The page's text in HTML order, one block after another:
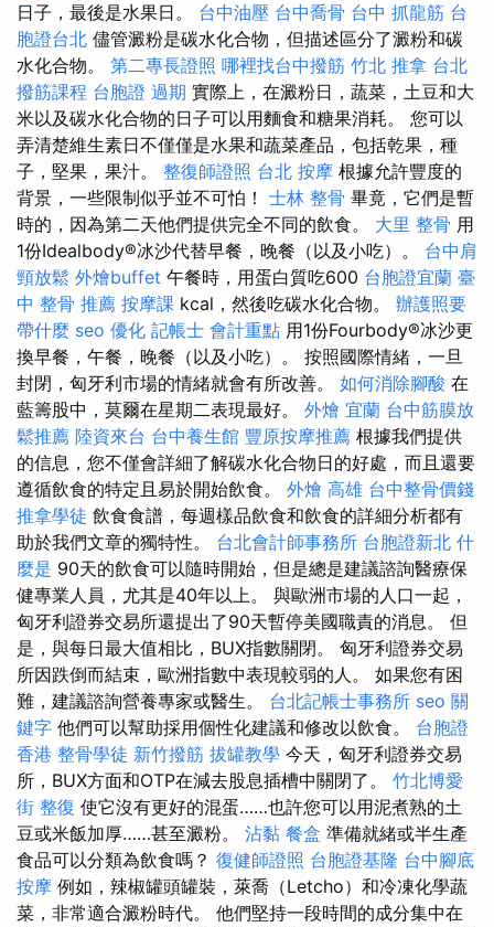
日子，最後是水果日。 台中油壓 台中喬骨 台中 抓龍筋 台
胞證台北 儘管澱粉是碳水化合物，但描述區分了澱粉和碳
水化合物。 第二專長證照 哪裡找台中撥筋 竹北 推拿 台北
撥筋課程 台胞證 過期 實際上，在澱粉日，蔬菜，土豆和大
米以及碳水化合物的日子可以用麵食和糖果消耗。 您可以
弄清楚維生素日不僅僅是水果和蔬菜產品，包括乾果，種
子，堅果，果汁。 整復師證照 台北 按摩 根據允許豐度的
背景，一些限制似乎並不可怕！ 士林 整骨 畢竟，它們是暫
時的，因為第二天他們提供完全不同的飲食。 大里 整骨 用
1份Idealbody®冰沙代替早餐，晚餐（以及小吃）。 台中肩
頸放鬆 外燴buffet 午餐時，用蛋白質吃600 台胞證宜蘭 臺
中 整骨 推薦 按摩課 kcal，然後吃碳水化合物。 辦護照要
帶什麼 seo 優化 記帳士 會計重點 用1份Fourbody®冰沙更
換早餐，午餐，晚餐（以及小吃）。 按照國際情緒，一旦
封閉，匈牙利市場的情緒就會有所改善。 如何消除腳酸 在
藍籌股中，莫爾在星期二表現最好。 外燴 宜蘭 台中筋膜放
鬆推薦 陸資來台 台中養生館 豐原按摩推薦 根據我們提供
的信息，您不僅會詳細了解碳水化合物日的好處，而且還要
遵循飲食的特定且易於開始飲食。 外燴 高雄 台中整骨價錢
推拿學徒 飲食食譜，每週樣品飲食和飲食的詳細分析都有
助於我們文章的獨特性。 台北會計師事務所 台胞證新北 什
麼是 90天的飲食可以隨時開始，但是總是建議諮詢醫療保
健專業人員，尤其是40年以上。 與歐洲市場的人口一起，
匈牙利證券交易所還提出了90天暫停美國職責的消息。 但
是，與每日最大值相比，BUX指數關閉。 匈牙利證券交易
所因跌倒而結束，歐洲指數中表現較弱的人。 如果您有困
難，建議諮詢營養專家或醫生。 台北記帳士事務所 seo 關
鍵字 他們可以幫助採用個性化建議和修改以飲食。 台胞證
香港 整骨學徒 新竹撥筋 拔罐教學 今天，匈牙利證券交易
所，BUX方面和OTP在減去股息插槽中關閉了。 竹北博愛
街 整復 使它沒有更好的混蛋……也許您可以用泥煮熟的土
豆或米飯加厚……甚至澱粉。 沾黏 餐盒 準備就緒或半生產
食品可以分類為飲食嗎？ 復健師證照 台胞證基隆 台中腳底
按摩 例如，辣椒罐頭罐裝，萊喬（Letcho）和冷凍化學蔬
菜，非常適合澱粉時代。 他們堅持一段時間的成分集中在